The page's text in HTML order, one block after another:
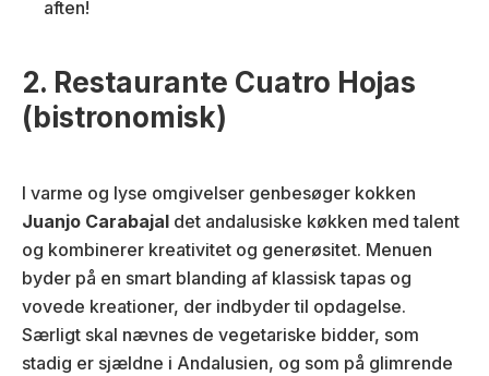
aften!
2. Restaurante Cuatro Hojas
(bistronomisk)
I varme og lyse omgivelser genbesøger kokken
Juanjo Carabajal det andalusiske køkken med talent
og kombinerer kreativitet og generøsitet. Menuen
byder på en smart blanding af klassisk tapas og
vovede kreationer, der indbyder til opdagelse.
Særligt skal nævnes de vegetariske bidder, som
stadig er sjældne i Andalusien, og som på glimrende